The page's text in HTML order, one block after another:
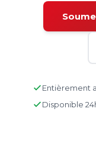
Entièrement
Disponible